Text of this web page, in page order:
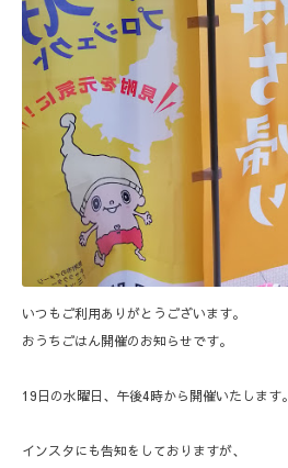
いつもご利用ありがとうございます。
おうちごはん開催のお知らせです。
19日の水曜日、午後4時から開催いたします。
インスタにも告知をしておりますが、